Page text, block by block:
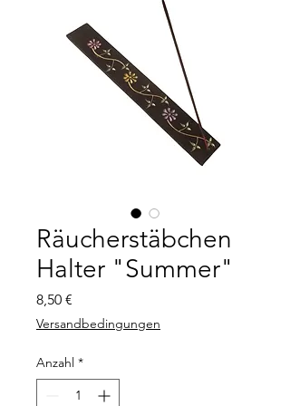
Räucherstäbchen
Halter "Summer"
8,50 €
Versandbedingungen
Anzahl *